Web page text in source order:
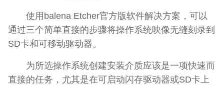
使用balena Etcher官方版软件解决方案，可以
通过三个简单直接的步骤将操作系统映像无缝刻录到
SD卡和可移动驱动器。
为所选操作系统创建安装介质应该是一项快速而
直接的任务，尤其是在可启动闪存驱动器或SD卡上